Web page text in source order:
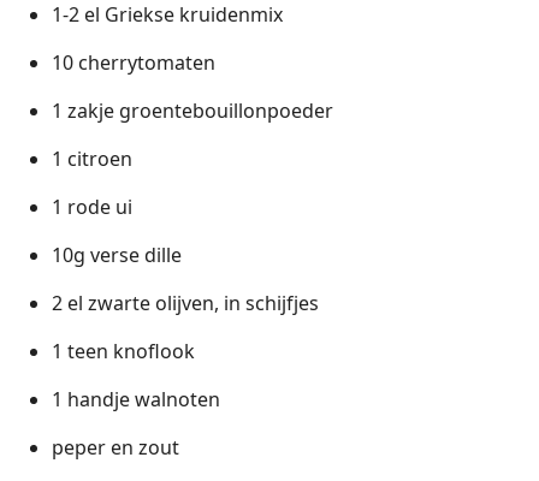
1-2 el Griekse kruidenmix
10 cherrytomaten
1 zakje groentebouillonpoeder
1 citroen
1 rode ui
10g verse dille
2 el zwarte olijven, in schijfjes
1 teen knoflook
1 handje walnoten
peper en zout